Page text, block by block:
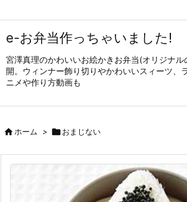
e-お弁当作っちゃいました!
宮澤真理のかわいいお絵かきお弁当(オリジナ
開。ウィンナー飾り切りやかわいいスィーツ、
ニメや作り方動画も
ホーム > おまじない